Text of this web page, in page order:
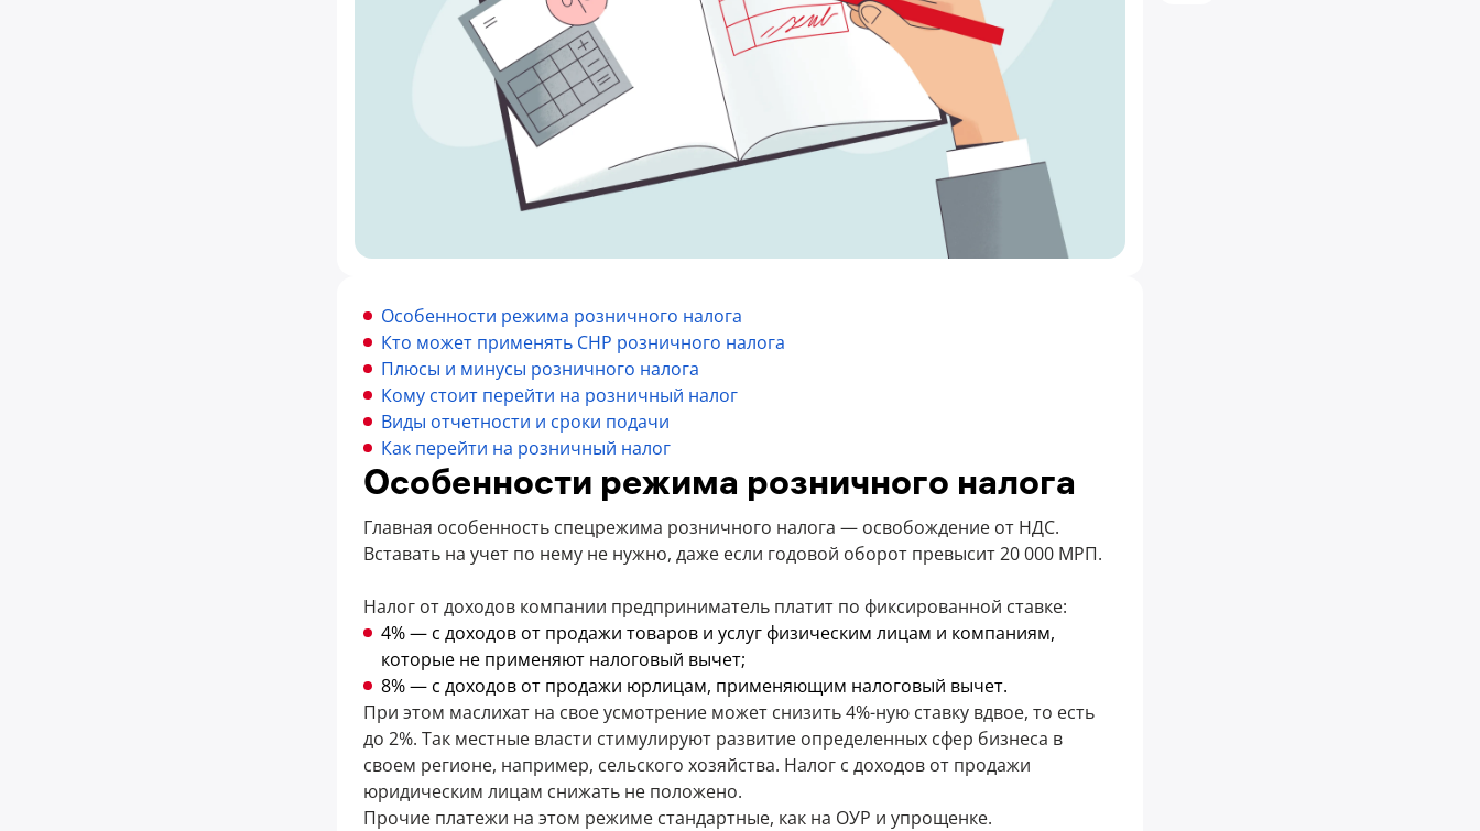
Особенности режима розничного налога
Кто может применять СНР розничного налога
Плюсы и минусы розничного налога
Кому стоит перейти на розничный налог
Виды отчетности и сроки подачи
Как перейти на розничный налог
Особенности режима розничного налога
Главная особенность спецрежима розничного налога — освобождение от НДС.
Вставать на учет по нему не нужно, даже если годовой оборот превысит 20 000 МРП.
Налог от доходов компании предприниматель платит по фиксированной ставке:
4% — с доходов от продажи товаров и услуг физическим лицам и компаниям,
которые не применяют налоговый вычет;
8% — с доходов от продажи юрлицам, применяющим налоговый вычет.
При этом маслихат на свое усмотрение может снизить 4%-ную ставку вдвое, то есть
до 2%. Так местные власти стимулируют развитие определенных сфер бизнеса в
своем регионе, например, сельского хозяйства. Налог с доходов от продажи
юридическим лицам снижать не положено.
Прочие платежи на этом режиме стандартные, как на ОУР и упрощенке.